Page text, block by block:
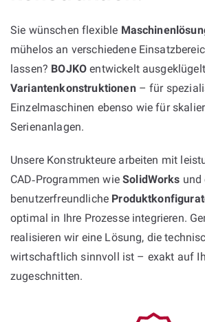
Sie wünschen flexible
mühelos an verschiedene
lassen? BOJKO entwickelt
Variantenkonstruktionen– für
Einzelmaschinen ebenso wie für
Serienanlagen.
Unsere Konstrukteure arbeiten mit
CAD‑Programmen wieSolidWorks und
benutzerfreundliche
optimal in Ihre Prozesse integrieren.
realisieren wir eine Lösung, die
wirtschaftlich sinnvoll ist – exakt auf
zugeschnitten.